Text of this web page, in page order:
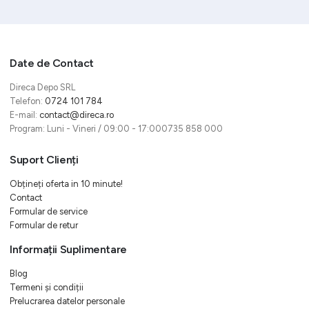
Date de Contact
Direca Depo SRL
Telefon: 0724 101 784
E-mail: contact@direca.ro
Program: Luni - Vineri / 09:00 - 17:000735 858 000
Suport Clienți
Obțineți oferta in 10 minute!
Contact
Formular de service
Formular de retur
Informații Suplimentare
Blog
Termeni și condiții
Prelucrarea datelor personale